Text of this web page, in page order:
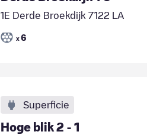
1E Derde Broekdijk 7122 LA
x 6
Superficie
Hoge blik 2 - 1